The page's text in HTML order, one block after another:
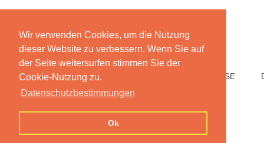
Wir verwenden Cookies, um die Nutzung
dieser Website zu verbessern. Wenn Sie auf
der Seite weitersurfen stimmen Sie der
Cookie-Nutzung zu.
Datenschutzbestimmungen
Ok
HOME PREISE